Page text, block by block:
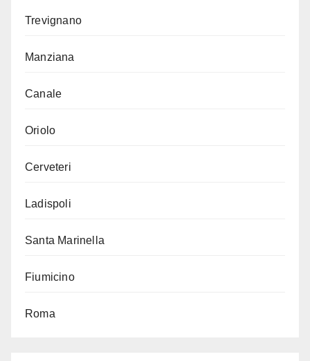
Trevignano
Manziana
Canale
Oriolo
Cerveteri
Ladispoli
Santa Marinella
Fiumicino
Roma